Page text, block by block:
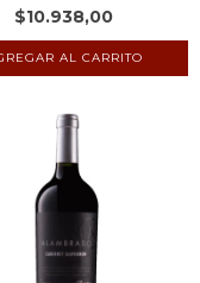
$10.938,00